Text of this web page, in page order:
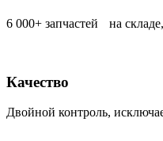
6 000+ запчастей на
Качество
Двойной контроль,